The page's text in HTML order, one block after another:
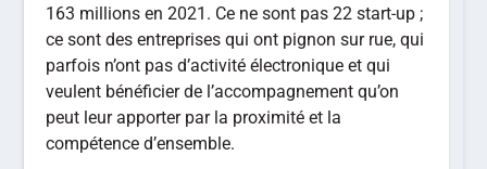
163 millions en 2021. Ce ne sont pas 22 start-up ;
ce sont des entreprises qui ont pignon sur rue, qui
parfois n’ont pas d’activité électronique et qui
veulent bénéficier de l’accompagnement qu’on
peut leur apporter par la proximité et la
compétence d’ensemble.